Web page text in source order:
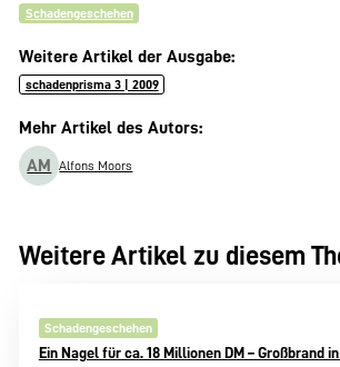
Schadengeschehen
Weitere Artikel der Ausgabe:
schadenprisma 3 | 2009
Mehr Artikel des Autors:
AM Alfons Moors
Weitere Artikel zu diesem
Schadengeschehen
Ein Nagel für ca. 18 Millionen DM – Großbrand